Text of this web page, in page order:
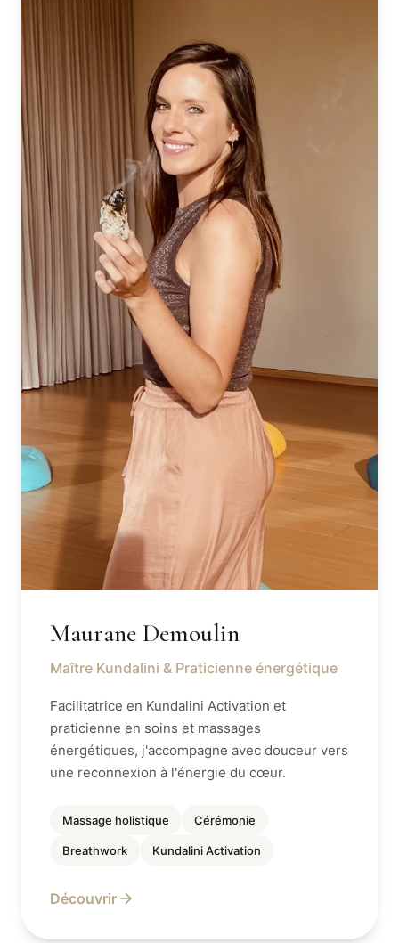
Maurane Demoulin
Maître Kundalini & Praticienne énergétique
Facilitatrice en Kundalini Activation et
praticienne en soins et massages
énergétiques, j'accompagne avec douceur vers
une reconnexion à l'énergie du cœur.
Massage holistique Cérémonie
Breathwork Kundalini Activation
Découvrir